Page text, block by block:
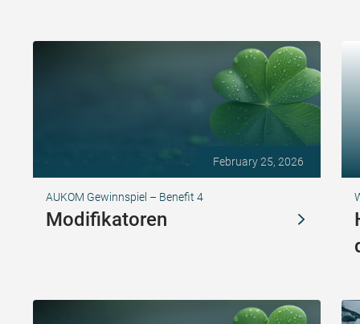
February 25, 2026
AUKOM Gewinnspiel – Benefit 4
Modifikatoren